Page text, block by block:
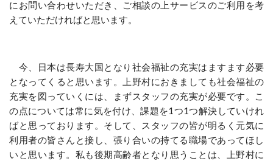
にお問い合わせいただき、ご相談の上サービスのご利用を考
えていただければと思います。
今、日本は長寿大国となり社会福祉の充実はますます必要
となってくると思います。上野村におきましても社会福祉の
充実を図っていくには、まずスタッフの充実が必要です。こ
の点については常に気を付け、課題を1つ1つ解決していけれ
ばと思っております。そして、スタッフの皆が明るく元気に
利用者の皆さんと接し、張り合いの持てる職場であってほし
いと思います。私も後期高齢者となり思うことは、上野村に